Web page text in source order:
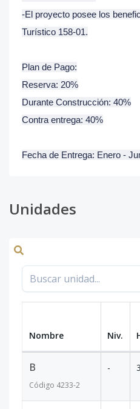
-El proyecto posee los
Turístico 158-01.
Plan de Pago:
Reserva: 20%
Durante Construcción: 40%
Contra entrega: 40%
Fecha de Entrega: Enero -
Unidades
Nombre Niv.
B
Código 4233-2
- 3